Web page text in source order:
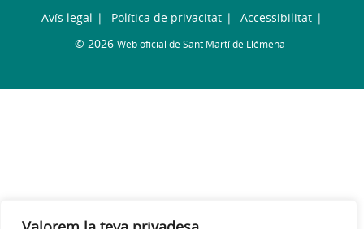
Avís legal Política de privacitat
Accessibilitat
© 2026 Web oficial de Sant Martí de Llémena